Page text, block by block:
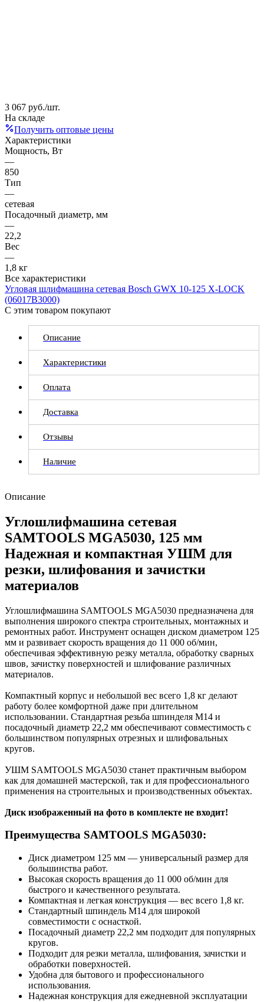
3 067 руб./шт.
На складе
Получить оптовые цены
Характеристики
Мощность, Вт
—
850
Тип
—
сетевая
Посадочный диаметр, мм
—
22,2
Вес
—
1,8 кг
Все характеристики
Угловая шлифмашина сетевая Bosch GWX 10-125 X-LOCK
(06017B3000)
С этим товаром покупают
Описание
Характеристики
Оплата
Доставка
Отзывы
Наличие
Описание
Углошлифмашина сетевая
SAMTOOLS MGA5030, 125 мм
Надежная и компактная УШМ для
резки, шлифования и зачистки
материалов
Углошлифмашина SAMTOOLS MGA5030 предназначена для
выполнения широкого спектра строительных, монтажных и
ремонтных работ. Инструмент оснащен диском диаметром 125
мм и развивает скорость вращения до 11 000 об/мин,
обеспечивая эффективную резку металла, обработку сварных
швов, зачистку поверхностей и шлифование различных
материалов.
Компактный корпус и небольшой вес всего 1,8 кг делают
работу более комфортной даже при длительном
использовании. Стандартная резьба шпинделя М14 и
посадочный диаметр 22,2 мм обеспечивают совместимость с
большинством популярных отрезных и шлифовальных
кругов.
УШМ SAMTOOLS MGA5030 станет практичным выбором
как для домашней мастерской, так и для профессионального
применения на строительных и производственных объектах.
Диск изображенный на фото в комплекте не входит!
Преимущества SAMTOOLS MGA5030:
Диск диаметром 125 мм — универсальный размер для
большинства работ.
Высокая скорость вращения до 11 000 об/мин для
быстрого и качественного результата.
Компактная и легкая конструкция — вес всего 1,8 кг.
Стандартный шпиндель М14 для широкой
совместимости с оснасткой.
Посадочный диаметр 22,2 мм подходит для популярных
кругов.
Подходит для резки металла, шлифования, зачистки и
обработки поверхностей.
Удобна для бытового и профессионального
использования.
Надежная конструкция для ежедневной эксплуатации